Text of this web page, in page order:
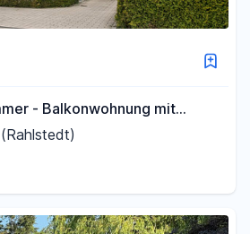
- Balkonwohnung mit
in Top - Lage von